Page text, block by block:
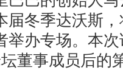
届冬季达沃斯
举办专场。本
董事成员后的